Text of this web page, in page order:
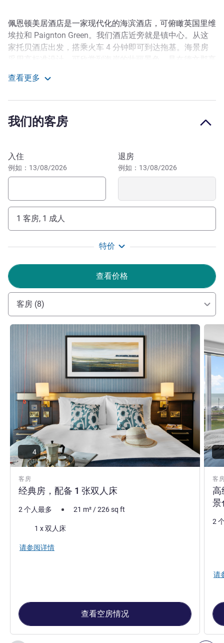
描述
佩恩顿美居酒店是一家现代化的海滨酒店，可俯瞰英国里维
埃拉和 Paignton Green。我们酒店近旁就是镇中心。从这
家托贝酒店出发，搭乘火车 4 分钟即可到达拖基。海景房
利，靠近海滩和西南沿海小径，佩恩顿动物园、码头和被列
室内设计灵感来自于 19 世纪的海滨房屋和联合国教科文组
节之处体现出对英国里维埃拉的风采的致敬，自然色调赋予
整个酒店植物的气息。 客人可在我们设施齐全的健身房享
受先进的器械。邀请您来我们现代的国际餐厅品尝令人放松
酌，同时以欣赏到海滨和海滩的美景。
佩恩顿美居公园酒店坐落在英国里维埃拉和佩恩顿海滨，环
境怡人。酒店交通便利，地理位置优越，可经公路或铁路前
往，是游览德文海岸和乡村的理想住宿选择。
In the heart of the English Riviera, sits the stunning new
beachfront hotel, Mercure Hotel Paignton. Whether you are
visiting for business or leisure, our passionate and
dedicated team are looking forward to welcoming you.
Mr Jason PARRY 酒店管理
查看更多
我们的客房
预订此酒店
入住
例如：13/08/2026
退房
例如：13/08/2026
1 客房, 1 成人
特价
查看价格
客房 (8)
客房
经典房，配备 1 张双人床
请参阅详情
4
2 个人最多 21 m²/226sq ft
床上用品1 x 双人床
请参阅详情
查看空房情况
客
高
景
请参
2
请